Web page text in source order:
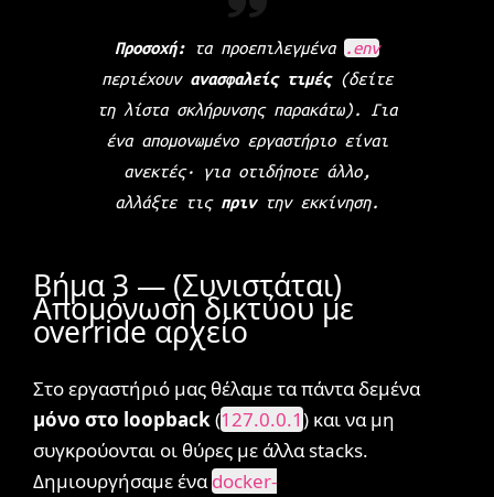
Προσοχή: τα προεπιλεγμένα .env
περιέχουν ανασφαλείς τιμές(δείτε
τη λίστα σκλήρυνσης παρακάτω). Για
ένα απομονωμένο εργαστήριο είναι
ανεκτές· για οτιδήποτε άλλο,
αλλάξτε τις πριντην εκκίνηση.
Βήμα 3 — (Συνιστάται)
Απομόνωση δικτύου με
override αρχείο
Στο εργαστήριό μας θέλαμε τα πάντα δεμένα
μόνο στο loopback (127.0.0.1) και να μη
συγκρούονται οι θύρες με άλλα stacks.
Δημιουργήσαμε ένα docker-